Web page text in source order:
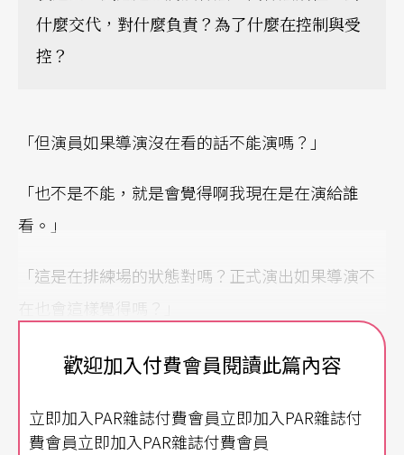
什麼交代，對什麼負責？為了什麼在控制與受
控？
「但演員如果導演沒在看的話不能演嗎？」
「也不是不能，就是會覺得啊我現在是在演給誰
看。」
「這是在排練場的狀態對嗎？正式演出如果導演不
在也會這樣覺得嗎？」
「不會。」
「有觀眾啊。」
歡迎加入付費會員閱讀此篇內容
立即加入PAR雜誌付費會員立即加入PAR雜誌付
費會員立即加入PAR雜誌付費會員